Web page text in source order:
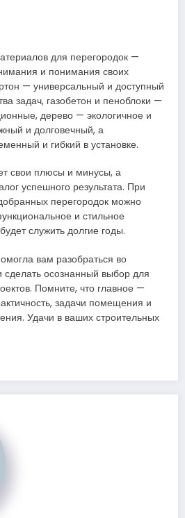
для перегородок —
и понимания своих
— универсальный и доступный
задач, газобетон и пеноблоки —
дерево — экологичное и
и долговечный, а
и гибкий в установке.
свои плюсы и минусы, а
успешного результата. При
перегородок можно
и стильное
служить долгие годы.
вам разобраться во
сделать осознанный выбор для
Помните, что главное —
задачи помещения и
Удачи в ваших строительных